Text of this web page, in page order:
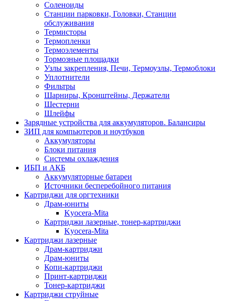
Соленоиды
Станции парковки, Головки, Станции
обслуживания
Термисторы
Термопленки
Термоэлементы
Тормозные площадки
Узлы закрепления, Печи, Термоузлы, Термоблоки
Уплотнители
Фильтры
Шарниры, Кронштейны, Держатели
Шестерни
Шлейфы
Зарядные устройства для аккумуляторов. Балансиры
ЗИП для компьютеров и ноутбуков
Аккумуляторы
Блоки питания
Системы охлаждения
ИБП и АКБ
Аккумуляторные батареи
Источники бесперебойного питания
Картриджи для оргтехники
Драм-юниты
Kyocera-Mita
Картриджи лазерные, тонер-картриджи
Kyocera-Mita
Картриджи лазерные
Драм-картриджи
Драм-юниты
Копи-картриджи
Принт-картриджи
Тонер-картриджи
Картриджи струйные